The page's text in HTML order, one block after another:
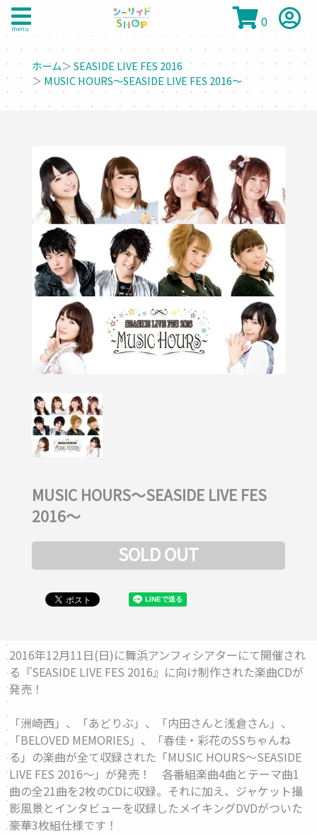
menu 0
ホーム＞SEASIDE LIVE FES 2016
＞ MUSIC HOURS～SEASIDE LIVE FES 2016～
MUSIC HOURS～SEASIDE LIVE FES
2016～
SOLD OUT
2016年12月11日(日)に舞浜アンフィシアターにて開催され
る『SEASIDE LIVE FES 2016』に向け制作された楽曲CDが
発売！
「洲崎西」、「あどりぶ」、「内田さんと浅倉さん」、
「BELOVED MEMORIES」、「春佳・彩花のSSちゃんね
る」の楽曲が全て収録された「MUSIC HOURS～SEASIDE
LIVE FES 2016～」が発売！ 各番組楽曲4曲とテーマ曲1
曲の全21曲を2枚のCDに収録。それに加え、ジャケット撮
影風景とインタビューを収録したメイキングDVDがついた
豪華3枚組仕様です！